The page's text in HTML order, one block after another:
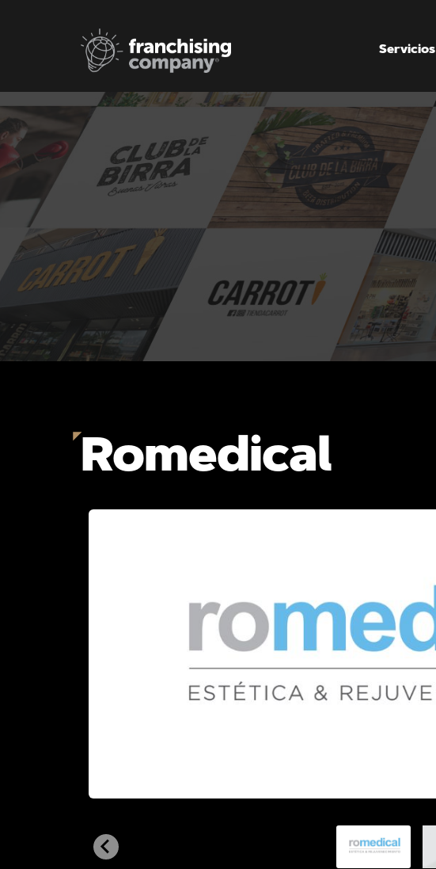
Servicios
Romedical